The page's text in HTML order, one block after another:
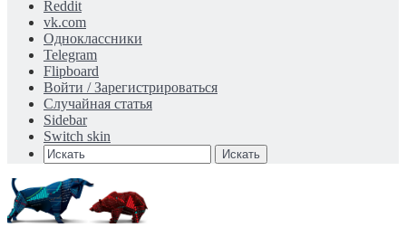
Reddit
vk.com
Одноклассники
Telegram
Flipboard
Войти / Зарегистрироваться
Случайная статья
Sidebar
Switch skin
Искать